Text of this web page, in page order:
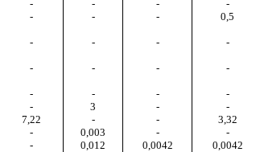
- - - -
- - - 0,5
- - - -
- - - -
- - - -
- 3 - -
7,22 - - 3,32
- 0,003 - -
- 0,012 0,0042 0,0042